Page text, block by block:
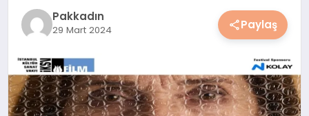
YAŞAM
YEMEK
KIMDIR?
Pakkadın
29 Mart 2024 Paylaş